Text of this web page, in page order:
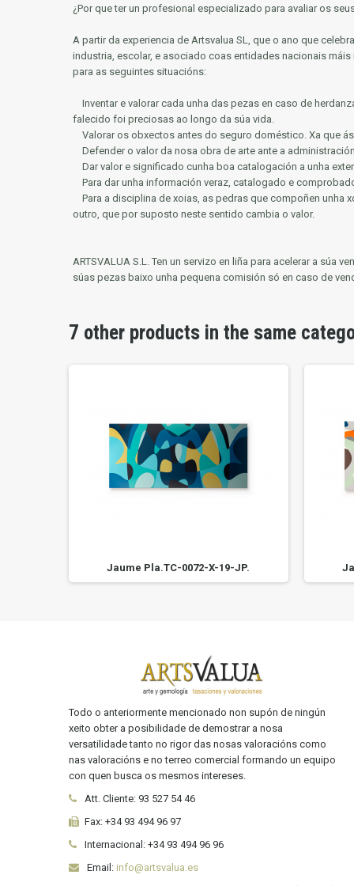
¿Por que ter un profesional especializado para avaliar os
A partir da experiencia de Artsvalua SL, que o ano que
industria, escolar, e asociado coas entidades nacionais
para as seguintes situacións:
Inventar e valorar cada unha das pezas en caso de
falecido foi preciosas ao longo da súa vida.
Valorar os obxectos antes do seguro doméstico. Xa que
Defender o valor da nosa obra de arte ante a
Dar valor e significado cunha boa catalogación a unha
Para dar unha información veraz, catalogado e
Para a disciplina de xoias, as pedras que compoñen
outro, que por suposto neste sentido cambia o valor.
ARTSVALUA S.L. Ten un servizo en liña para acelerar a súa
súas pezas baixo unha pequena comisión só en caso de
7 other products in the same
Jaume Pla.TC-0072-X-19-JP.
Todo o anteriormente mencionado non supón de ningún
xeito obter a posibilidade de demostrar a nosa
versatilidade tanto no rigor das nosas valoracións como
nas valoracións e no terreo comercial formando un equipo
con quen busca os mesmos intereses.
Att. Cliente: 93 527 54 46
Fax: +34 93 494 96 97
Internacional: +34 93 494 96 96
Email: info@artsvalua.es